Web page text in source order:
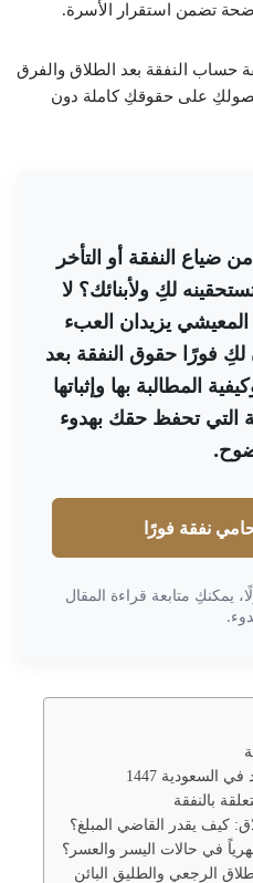
تضمن استقرار الأسرة.
النفقة بعد الطلاق والفرق
حصولكِ على حقوقكِ كاملة دون
ضياع النفقة أو التأخر
لكِ ولأبنائك؟ لا
يزيدان العبء
فورًا حقوق النفقة بعد
المطالبة بها وإثباتها
التي تحفظ حقك بهدوء
نفقة فورًا
يمكنكِ متابعة قراءة المقال
السعودية 1447
بالنفقة
كيف يقدر القاضي المبلغ؟
في حالات اليسر والعسر؟
الرجعي والطليق البائن